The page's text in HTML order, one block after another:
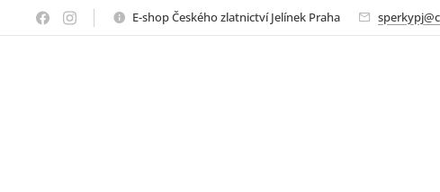
E-shop Českého zlatnictví Jelínek Praha